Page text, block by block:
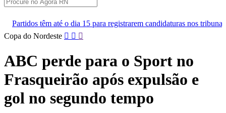
o dia 15 para registrarem candidaturas nos tribunais
Senai RN
Pular
para
conteúdo
Copa do Nordeste
ABC perde para o Sport no
Frasqueirão após expulsão e
gol no segundo tempo